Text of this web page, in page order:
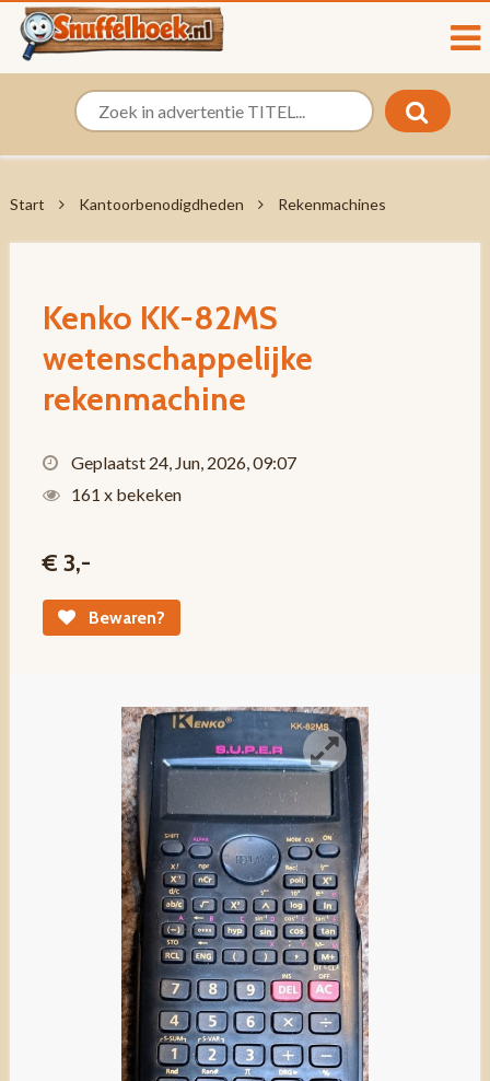
Start Kantoorbenodigdheden Rekenmachines
Kenko KK-82MS
wetenschappelijke
rekenmachine
Geplaatst 24, Jun, 2026, 09:07
161 x bekeken
€ 3,-
Bewaren?